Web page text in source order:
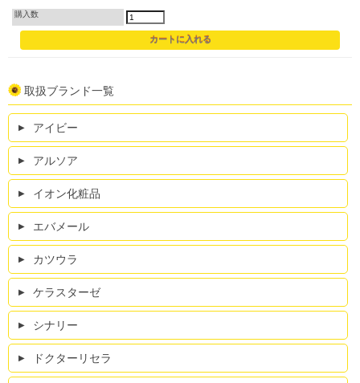
購入数
取扱ブランド一覧
アイビー
アルソア
イオン化粧品
エバメール
カツウラ
ケラスターゼ
シナリー
ドクターリセラ